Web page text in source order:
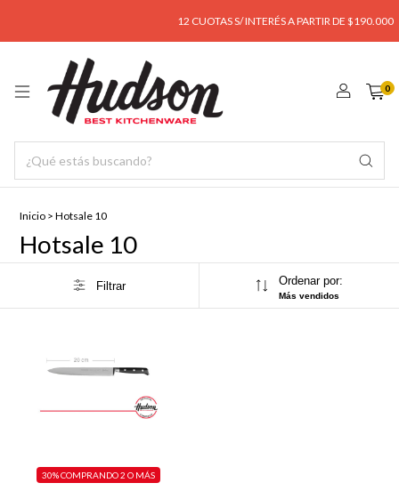
12 CUOTAS S/ INTERÉS A PARTIR DE $190.000
0
Inicio > Hotsale 10
Hotsale 10
Filtrar Ordenar por:
Más vendidos
30%COMPRANDO 2 O MÁS